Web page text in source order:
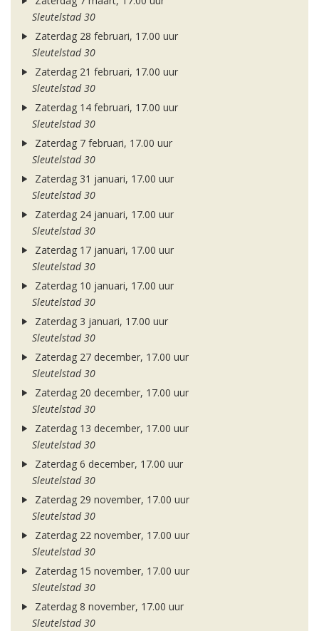
Sleutelstad 30
Zaterdag 28 februari, 17.00 uur
Sleutelstad 30
Zaterdag 21 februari, 17.00 uur
Sleutelstad 30
Zaterdag 14 februari, 17.00 uur
Sleutelstad 30
Zaterdag 7 februari, 17.00 uur
Sleutelstad 30
Zaterdag 31 januari, 17.00 uur
Sleutelstad 30
Zaterdag 24 januari, 17.00 uur
Sleutelstad 30
Zaterdag 17 januari, 17.00 uur
Sleutelstad 30
Zaterdag 10 januari, 17.00 uur
Sleutelstad 30
Zaterdag 3 januari, 17.00 uur
Sleutelstad 30
Zaterdag 27 december, 17.00 uur
Sleutelstad 30
Zaterdag 20 december, 17.00 uur
Sleutelstad 30
Zaterdag 13 december, 17.00 uur
Sleutelstad 30
Zaterdag 6 december, 17.00 uur
Sleutelstad 30
Zaterdag 29 november, 17.00 uur
Sleutelstad 30
Zaterdag 22 november, 17.00 uur
Sleutelstad 30
Zaterdag 15 november, 17.00 uur
Sleutelstad 30
Zaterdag 8 november, 17.00 uur
Sleutelstad 30